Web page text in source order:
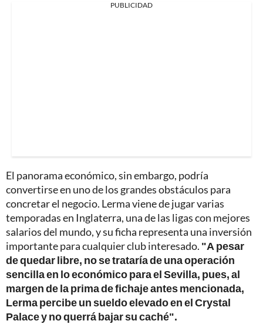
PUBLICIDAD
El panorama económico, sin embargo, podría
convertirse en uno de los grandes obstáculos para
concretar el negocio. Lerma viene de jugar varias
temporadas en Inglaterra, una de las ligas con mejores
salarios del mundo, y su ficha representa una inversión
importante para cualquier club interesado. "A pesar
de quedar libre, no se trataría de una operación
sencilla en lo económico para el Sevilla, pues, al
margen de la prima de fichaje antes mencionada,
Lerma percibe un sueldo elevado en el Crystal
Palace y no querrá bajar su caché".